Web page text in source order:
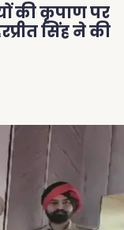
की कृपाण पर
सिंह ने की